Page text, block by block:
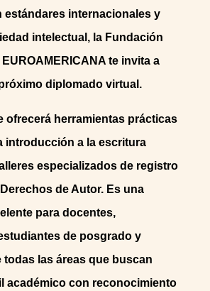
estándares internacionales y
intelectual, la Fundación
te invita a
diplomado virtual.
ofrecerá herramientas prácticas
introducción a la escritura
especializados de registro
de Autor. Es una
para docentes,
de posgrado y
todas las áreas que buscan
académico con reconocimiento